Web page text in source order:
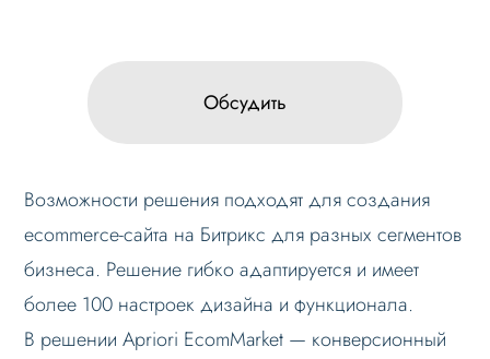
Обсудить
Возможности решения подходят для создания
ecommerce-сайта на Битрикс для разных сегментов
бизнеса. Решение гибко адаптируется и имеет
более 100 настроек дизайна и функционала.
В решении Apriori EcomMarket — конверсионный